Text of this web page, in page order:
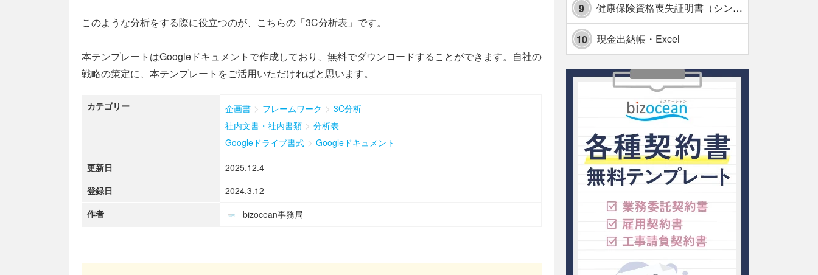
このような分析をする際に役立つのが、こちらの「3C分析表」です。
本テンプレートはGoogleドキュメントで作成しており、無料でダウンロードすることができます。自社の
戦略の策定に、本テンプレートをご活用いただければと思います。
カテゴリー 企画書 > フレームワーク > 3C分析
社内文書・社内書類 > 分析表
Googleドライブ書式 > Googleドキュメント
更新日
2025.12.4
登録日
2024.3.12
作者
bizocean事務局
9 健康保険資格喪失証明書（シンプル表形式版）・Excel【見本付き】
10 現金出納帳・Excel